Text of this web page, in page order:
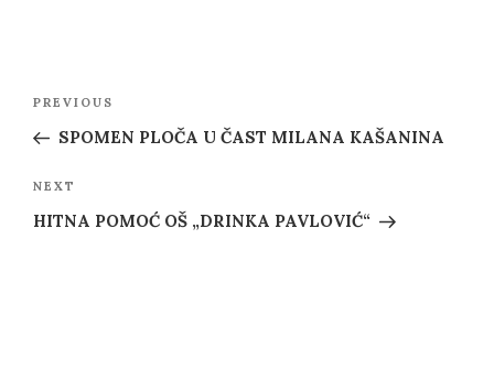
Post
Previous
Post
PREVIOUS
SPOMEN PLOČA U ČAST MILANA KAŠANINA
Next
Post
NEXT
HITNA POMOĆ OŠ „DRINKA PAVLOVIĆ“